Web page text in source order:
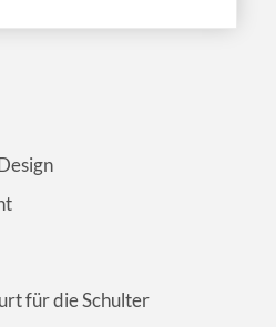
für die Schulter